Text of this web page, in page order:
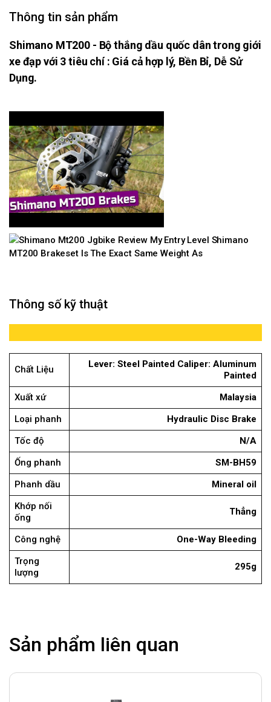
Thông tin sản phẩm
Shimano MT200 - Bộ thắng dầu quốc dân trong giới
xe đạp với 3 tiêu chí : Giá cả hợp lý, Bền Bỉ, Dễ Sử
Dụng.
Thông số kỹ thuật
Chất Liệu
Lever: Steel Painted Caliper: Aluminum
Painted
Xuất xứ
Malaysia
Loại phanh
Hydraulic Disc Brake
Tốc độ
N/A
Ống phanh
SM-BH59
Phanh dầu
Mineral oil
Khớp nối
ống
Thẳng
Công nghệ
One-Way Bleeding
Trọng
lượng
295g
Sản phẩm liên quan